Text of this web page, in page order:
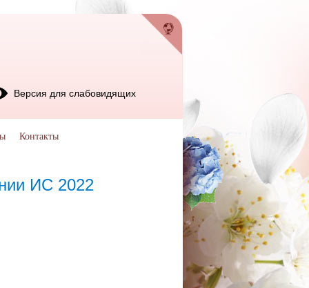
ИС 2022
Версия для слабовидящих
Контакты